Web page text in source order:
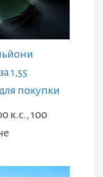
1,55
покупки
к.с., 100